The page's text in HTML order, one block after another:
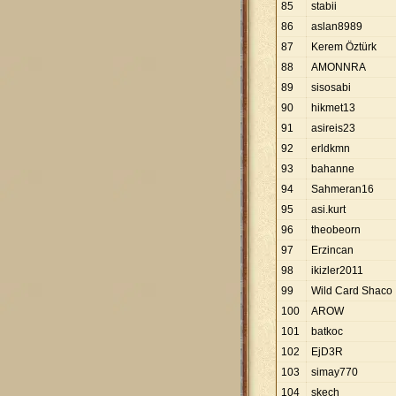
85
stabii
86
aslan8989
87
Kerem Öztürk
88
AMONNRA
89
sisosabi
90
hikmet13
91
asireis23
92
erldkmn
93
bahanne
94
Sahmeran16
95
asi.kurt
96
theobeorn
97
Erzincan
98
ikizler2011
99
Wild Card Shaco
100
AROW
101
batkoc
102
EjD3R
103
simay770
104
skech